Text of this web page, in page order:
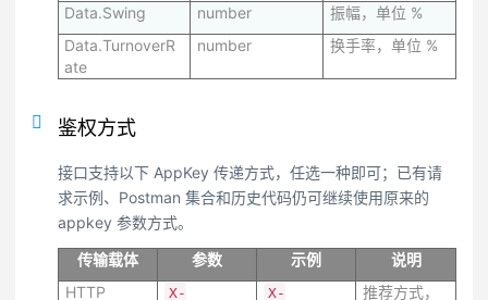
Data.Swing
number
振幅，单位 %
Data.TurnoverR
ate
number 换手率，单位 %
鉴权方式
接口支持以下 AppKey 传递方式，任选一种即可；已有请
求示例、Postman 集合和历史代码仍可继续使用原来的
appkey 参数方式。
传输载体
参数 示例
说明
HTTP
X-
X-
推荐方式，